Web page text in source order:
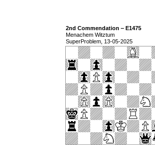
2nd Commendation ‒ E1475
Menachem Witztum
SuperProblem, 13-05-2025